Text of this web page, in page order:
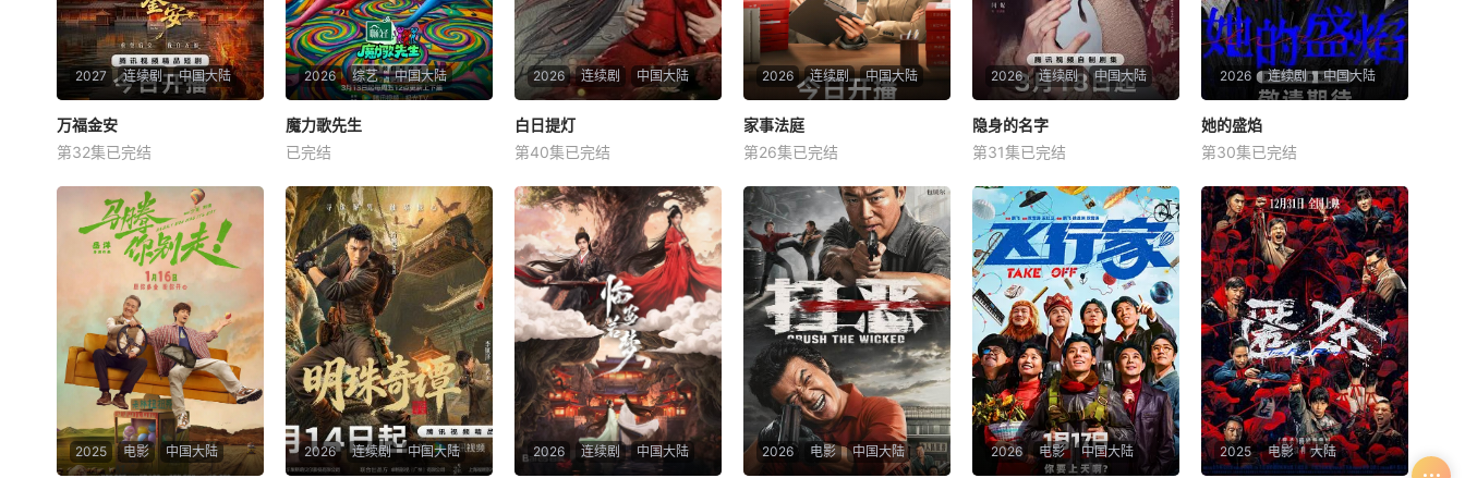
2027 连续剧 中国大陆
万福金安
方瑾 赵华为
皇后顾清遭害葬身火海，魂穿
为尚衣局婢女凤卿。为护妹妹
顾婉、查找真凶，她以婢女之
身周旋于一众嫔妃之间，更联
合太医弟弟顾玹智斗后宫各方
势力，于九重宫阙步步为营，
与帝王萧骆的羁绊也在交锋中
悄然重续【嘿叭电影
万福金安
第32集已完结
2026 综艺 中国大陆
魔力歌先生
李维嘉
来自各行各业、不同身份年龄
的魔力sir正式集结！进阶舞台
考核已就位，竞逐魔力歌的极
致演绎，在欢乐解压、魔力开
唱的氛围里，共同诞生年度魔
力歌先生，一段充满未知与惊
喜的音乐旅程就此开启【嘿叭
电影-高清视频
魔力歌先生
已完结
2026 连续剧 中国大陆
白日提灯
迪丽热巴 陈飞宇
改编自黎青燃小说《白日提
灯》。 天赋卓然的鬼王贺
思慕，在休
白日提灯
第40集已完结
2026 连续剧 中国大陆
家事法庭
龚俊 任敏
青年法官沈谢秩携手律师秦
睿，与舒静、胡艾溪、陈向辉
等法律同侪深入基层工作，为
人民群众解决亲子矛盾、婚姻
困境等纷繁的社会、家庭问
题；在一桩桩案件中，秉持法
律无情人有情的原则，践行初
心使命、坚守法治信仰的
家事法庭
第26集已完结
2026 连续剧 中国大陆
隐身的名字
倪妮 闫妮
本剧改编自豆瓣阅读连载小说
《隐身的名字》，作者易难
【嘿叭电影-高清视频免费在
线观看】
隐身的名字
第31集已完结
2026 连续剧 中国大陆
她的盛焰
马思纯 宁理
三年前，数学天才饶雨瓷被闺
蜜兼创业合伙人白靓靓设计构
陷，因‘药物成瘾’袭击母亲，被
家人强制送进了心康治疗中心
接受治疗，而白靓靓靠卖掉两
人创办的公司，成为历森集团
的高管。亲情、友情、爱情、
事业悉数从她的
她的盛焰
第30集已完结
2025 电影 中国大陆 2026 连续剧 中国大陆 2026 连续剧 中国大陆 2026 电影 中国大陆 2026 电影 中国大陆 2025 电影 大陆